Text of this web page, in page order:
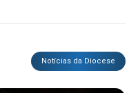
Notícias da Diocese